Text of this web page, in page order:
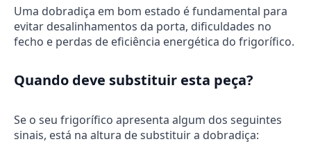
Uma dobradiça em bom estado é fundamental para
evitar desalinhamentos da porta, dificuldades no
fecho e perdas de eficiência energética do frigorífico.
Quando deve substituir esta peça?
Se o seu frigorífico apresenta algum dos seguintes
sinais, está na altura de substituir a dobradiça: